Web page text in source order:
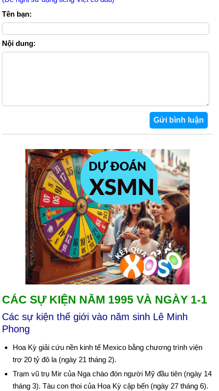
Tên bạn:
Nội dung:
CÁC SỰ KIỆN NĂM 1995 VÀ NGÀY 1-1
Các sự kiện thế giới vào năm sinh Lê Minh
Phong
Hoa Kỳ giải cứu nền kinh tế Mexico bằng chương trình viện
trợ 20 tỷ đô la (ngày 21 tháng 2).
Trạm vũ trụ Mir của Nga chào đón người Mỹ đầu tiên (ngày 14
tháng 3). Tàu con thoi của Hoa Kỳ cập bến (ngày 27 tháng 6).